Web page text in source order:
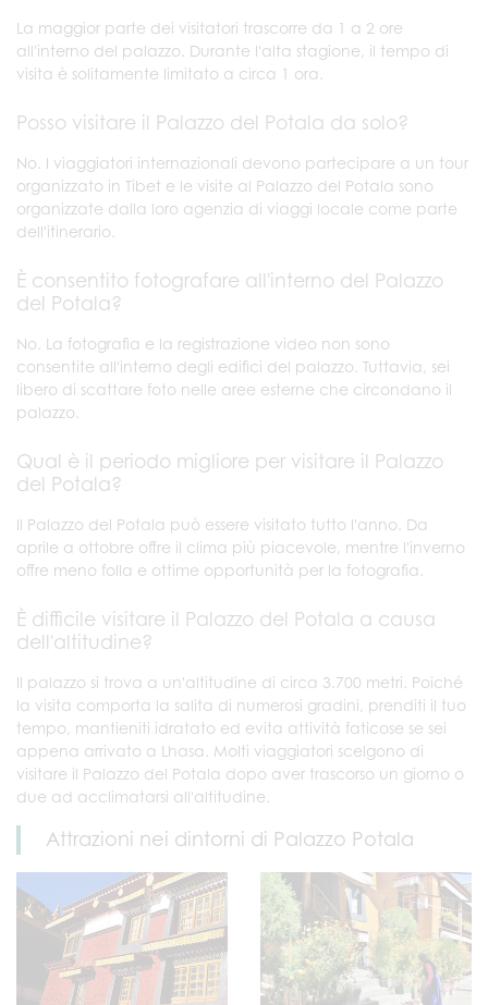
La maggior parte dei visitatori trascorre da 1 a 2 ore
all'interno del palazzo. Durante l'alta stagione, il tempo di
visita è solitamente limitato a circa 1 ora.
Posso visitare il Palazzo del Potala da solo?
No. I viaggiatori internazionali devono partecipare a un tour
organizzato in Tibet e le visite al Palazzo del Potala sono
organizzate dalla loro agenzia di viaggi locale come parte
dell'itinerario.
È consentito fotografare all'interno del Palazzo
del Potala?
No. La fotografia e la registrazione video non sono
consentite all'interno degli edifici del palazzo. Tuttavia, sei
libero di scattare foto nelle aree esterne che circondano il
palazzo.
Qual è il periodo migliore per visitare il Palazzo
del Potala?
Il Palazzo del Potala può essere visitato tutto l'anno. Da
aprile a ottobre offre il clima più piacevole, mentre l'inverno
offre meno folla e ottime opportunità per la fotografia.
È difficile visitare il Palazzo del Potala a causa
dell'altitudine?
Il palazzo si trova a un'altitudine di circa 3.700 metri. Poiché
la visita comporta la salita di numerosi gradini, prenditi il tuo
tempo, mantieniti idratato ed evita attività faticose se sei
appena arrivato a Lhasa. Molti viaggiatori scelgono di
visitare il Palazzo del Potala dopo aver trascorso un giorno o
due ad acclimatarsi all'altitudine.
Attrazioni nei dintorni di Palazzo Potala